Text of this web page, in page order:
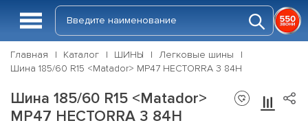
Главная Каталог ШИНЫ
Легковые шины
Шина 185/60 R15 <Matador> MP47 HECTORRA 3 84H
Шина 185/60 R15 <Matador>
MP47 HECTORRA 3 84H